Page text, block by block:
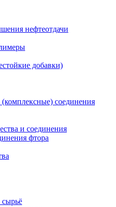
нефтеотдачи
добавки)
соединения
и соединения
фтора
сырьё